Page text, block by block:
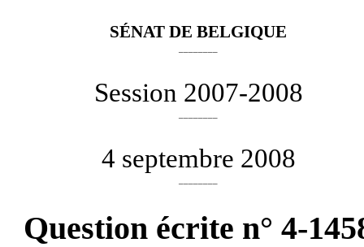
SÉNAT DE BELGIQUE
Session 2007-2008
4 septembre 2008
Question écrite n° 4-